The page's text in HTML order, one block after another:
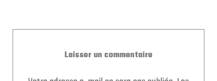
Laisser un commentaire